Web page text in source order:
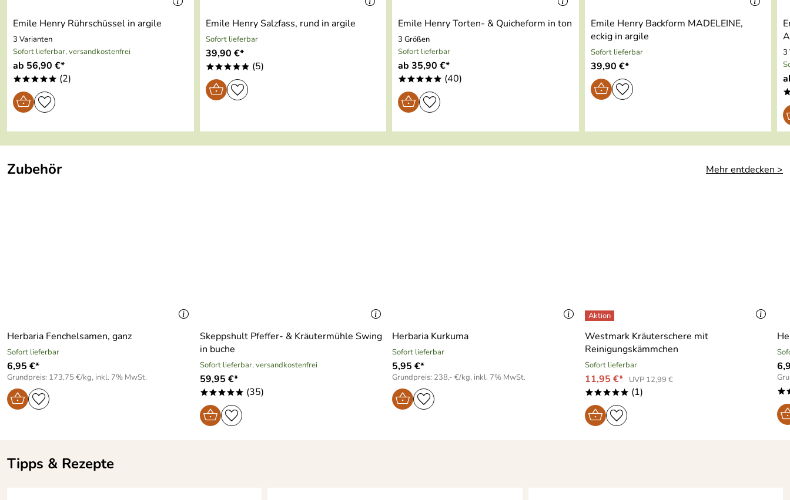
raue Innenseite und rauer Stößelkopf
Emile Henry Rührschüssel in argile
3 Varianten
Sofort lieferbar, versandkostenfrei
ab 56,90 €*
***** (2)
Emile Henry Salzfass, rund in argile
Sofort lieferbar
39,90 €*
***** (5)
Emile Henry Torten- & Quicheform in ton
3 Größen
Sofort lieferbar
ab 35,90 €*
***** (40)
Emile Henry Backform MADELEINE,
eckig in argile
Sofort lieferbar
39,90 €*
3
Zubehör Mehr entdecken >
Herbaria Fenchelsamen, ganz
Sofort lieferbar
6,95 €*
Grundpreis: 173,75 €/kg, inkl. 7% MwSt.
Skeppshult Pfeffer- & Kräutermühle Swing
in buche
Sofort lieferbar, versandkostenfrei
59,95 €*
***** (35)
Herbaria Kurkuma
Sofort lieferbar
5,95 €*
Grundpreis: 238,- €/kg, inkl. 7% MwSt.
Westmark Kräuterschere mit
Reinigungskämmchen
Sofort lieferbar
11,95 €* UVP 12,99 €
***** (1)
Tipps & Rezepte